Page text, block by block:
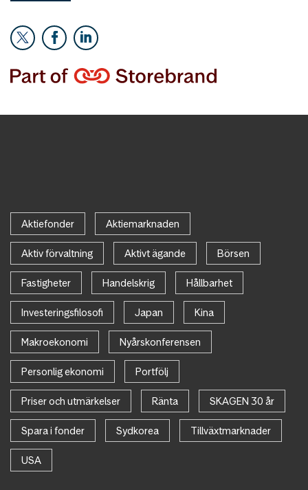
Aktiefonder Aktiemarknaden
Aktiv förvaltning Aktivt ägande Börsen
Fastigheter Handelskrig Hållbarhet
Investeringsfilosofi Japan Kina
Makroekonomi Nyårskonferensen
Personlig ekonomi Portfölj
Priser och utmärkelser Ränta SKAGEN 30 år
Spara i fonder Sydkorea Tillväxtmarknader
USA